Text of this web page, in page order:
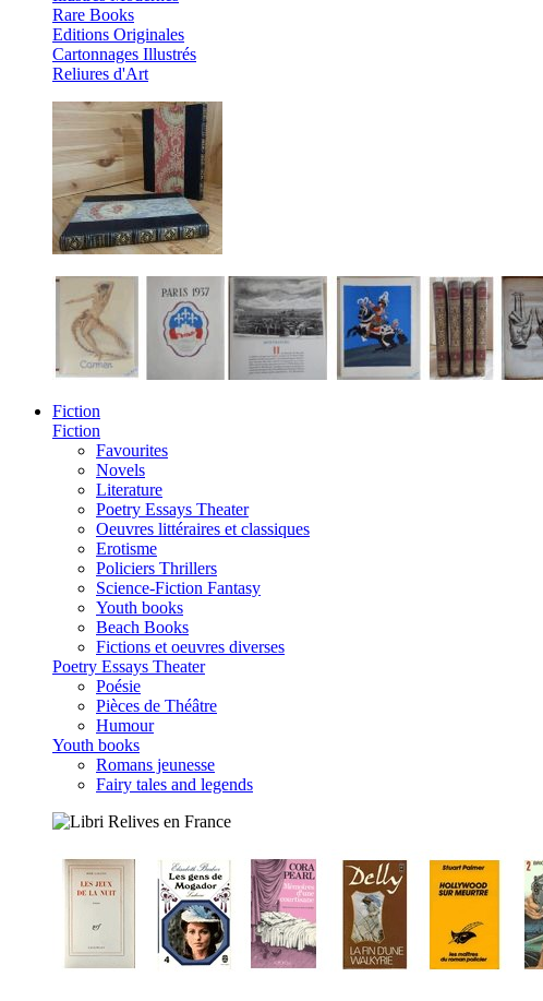
Rare Books
Editions Originales
Cartonnages Illustrés
Reliures d'Art
Fiction
Fiction
Favourites
Novels
Literature
Poetry Essays Theater
Oeuvres littéraires et classiques
Erotisme
Policiers Thrillers
Science-Fiction Fantasy
Youth books
Beach Books
Fictions et oeuvres diverses
Poetry Essays Theater
Poésie
Pièces de Théâtre
Humour
Youth books
Romans jeunesse
Fairy tales and legends